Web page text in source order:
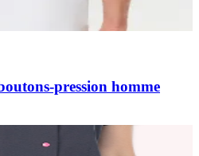
pression homme